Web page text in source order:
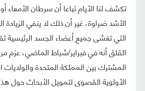
تكشف لنا الأيام تباعا أن سرطان الأمعاء
الأشد ضراوة، غير أن ذلك لا ينفي الزيادة
التي تغشى جميع أعضاء الجسد الرئيسية
القلق أنه في فبراير/شباط الماضي، عزم
المشترك بين المملكة المتحدة
الأولوية القصوى لتمويل الأبحاث حول